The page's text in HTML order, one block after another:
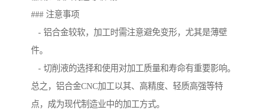
### 注意事项
- 铝合金较软，加工时需注意避免变形，尤其是薄壁
件。
- 切削液的选择和使用对加工质量和寿命有重要影响。
总之，铝合金CNC加工以其、高精度、轻质高强等特
点，成为现代制造业中的加工方式。